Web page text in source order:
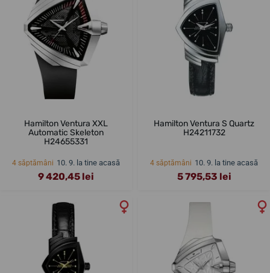
Hamilton Ventura XXL
Automatic Skeleton
H24655331
4 săptămâni 10. 9. la tine acasă
9 420,45 lei
Hamilton Ventura S Quartz
H24211732
4 săptămâni 10. 9. la tine acasă
5 795,53 lei